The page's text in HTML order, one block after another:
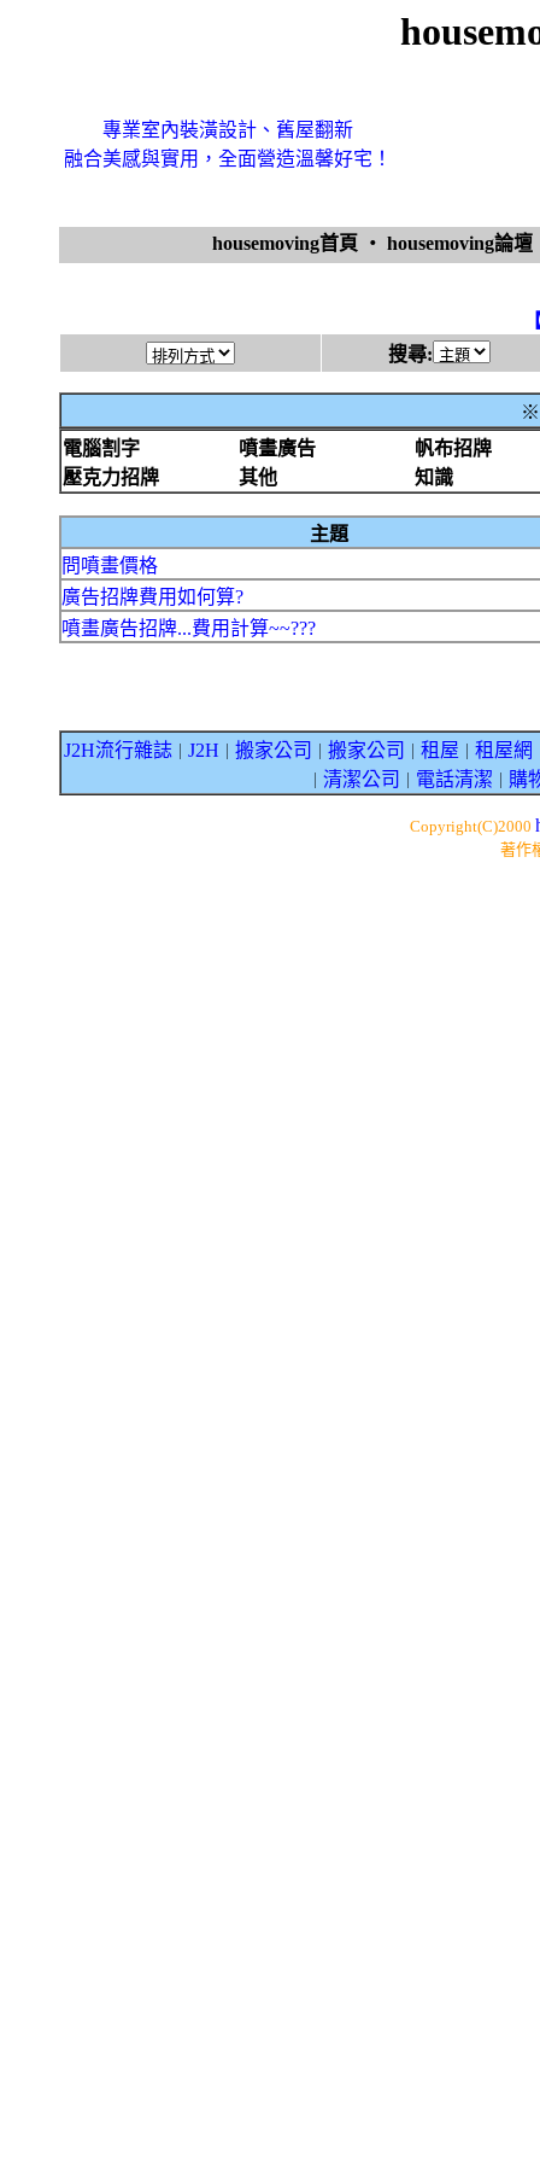
專業室內裝潢設計、舊屋翻新
融合美感與實用，全面營造溫馨好宅！
housemoving首頁 ‧ housemoving論壇
搜尋:
※
電腦割字
噴畫廣告
帆布招牌
壓克力招牌
其他 知識
主題
問噴畫價格
廣告招牌費用如何算?
噴畫廣告招牌...費用計算~~???
J2H流行雜誌 J2H 搬家公司 搬家公司 租屋 租屋網
清潔公司 電話清潔 購
Copyright(C)2000
著作